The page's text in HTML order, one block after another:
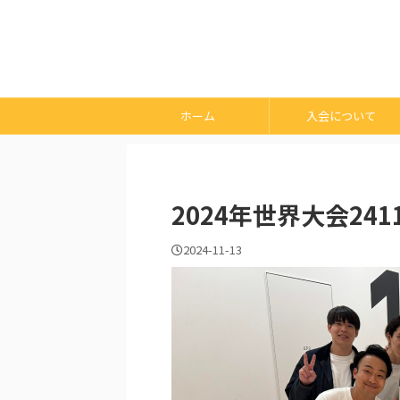
ホーム 入会について
2024年世界大会
2024-11-13